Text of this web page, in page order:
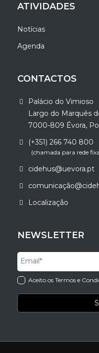
ATIVIDADES
Notícias
Agenda
CONTACTOS
Palácio do Vimioso
Largo do Marquês
7000-809 Évora,
(+351) 266 740 800
(chamada para rede
cidehus@uevora.pt
Localização
NEWSLETTER
Aceito os Termos e